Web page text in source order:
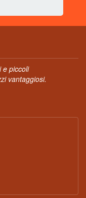
e piccoli
vantaggiosi.